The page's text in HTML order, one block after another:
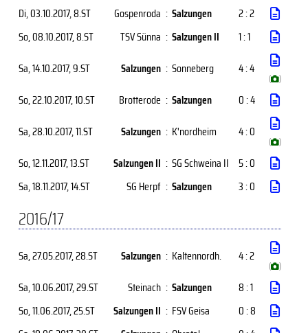
Di, 03.10.2017, 8.ST Gospenroda : Salzungen
2 : 2
So, 08.10.2017, 8.ST TSV Sünna : Salzungen II
1 : 1
Sa, 14.10.2017, 9.ST Salzungen : Sonneberg 4 : 4
( )
So, 22.10.2017, 10.ST Brotterode : Salzungen
0 : 4
Sa, 28.10.2017, 11.ST Salzungen : K'nordheim 4 : 0
( )
So, 12.11.2017, 13.ST Salzungen II : SG Schweina II 5 : 0
Sa, 18.11.2017, 14.ST SG Herpf : Salzungen 3 : 0
2016/17
Sa, 27.05.2017, 28.ST Salzungen : Kaltennordh. 4 : 2
( )
Sa, 10.06.2017, 29.ST Steinach : Salzungen
8 : 1
So, 11.06.2017, 25.ST Salzungen II : FSV Geisa
0 : 8